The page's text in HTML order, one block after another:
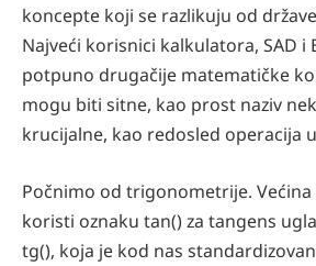
koncepte koji se razlikuju od
Najveći korisnici kalkulatora, SAD i
potpuno drugačije matematičke
mogu biti sitne, kao prost naziv
krucijalne, kao redosled operacija
Počnimo od trigonometrije.
koristi oznaku tan() za tangens
tg(), koja je kod nas